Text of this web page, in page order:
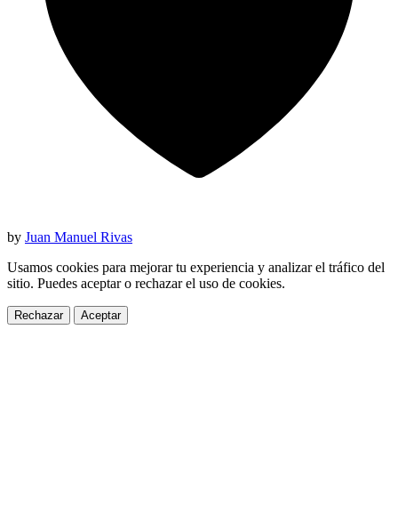
by Juan Manuel Rivas
Usamos cookies para mejorar tu experiencia y analizar el tráfico del
sitio. Puedes aceptar o rechazar el uso de cookies.
Rechazar Aceptar